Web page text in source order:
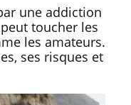
une addiction
toucher les
les amateurs.
ses risques et